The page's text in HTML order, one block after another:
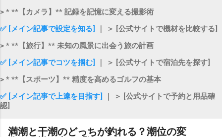
> * **【カメラ】** 記録を記憶に変える撮影術
✅ [メイン記事で設定を知る]
｜ ＞ [公式サイトで機材を比較する]
> * **【旅行】** 未知の風景に出会う旅の計画
✅ [メイン記事でコツを掴む]
｜ ＞ [公式サイトで宿泊先を探す]
> * **【スポーツ】** 精度を高めるゴルフの基本
✅ [メイン記事で上達を目指す]
｜ ＞ [公式サイトで予約と用品確
認]
満潮と干潮のどっちが釣れる？潮位の変